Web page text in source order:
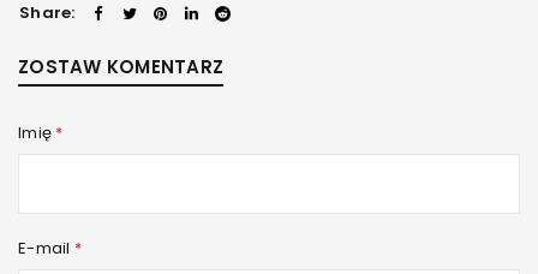
Share:
ZOSTAW KOMENTARZ
Imię *
E-mail *